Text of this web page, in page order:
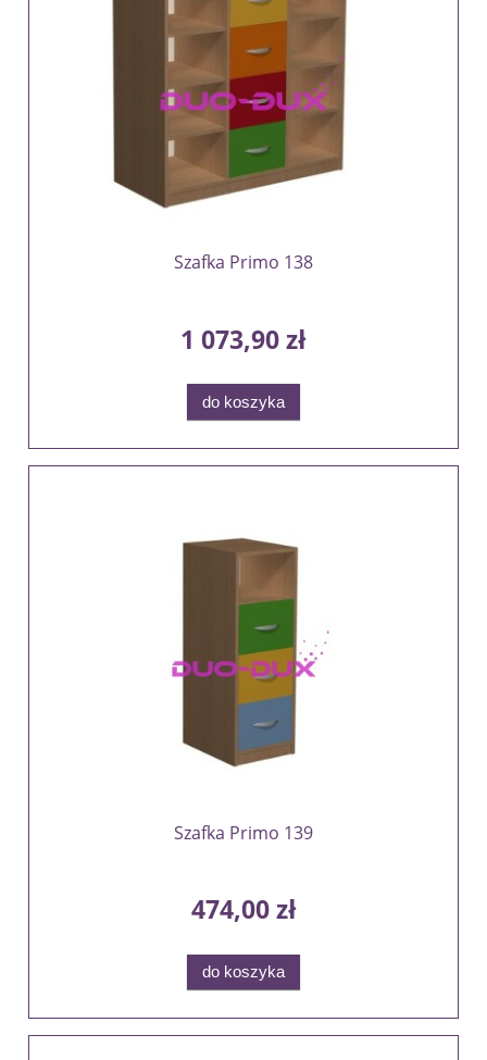
Szafka Primo 138
1 073,90 zł
do koszyka
Szafka Primo 139
474,00 zł
do koszyka